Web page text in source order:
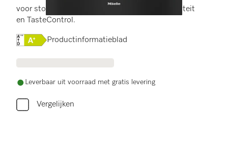
voor stomen, bakken en braden met connectiviteit
en TasteControl.
Online Label Flag, Energielabel
Productinformatieblad
Leverbaar uit voorraad met gratis levering
Vergelijken